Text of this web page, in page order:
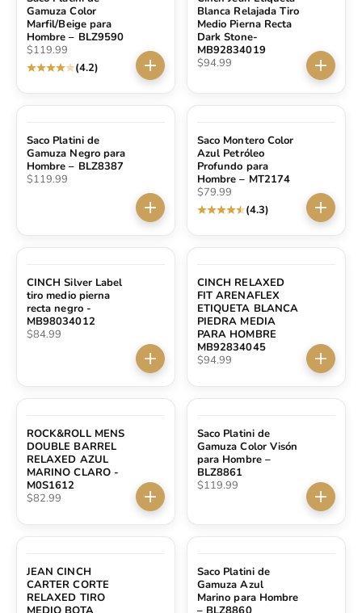
Gamuza Color
Marfil/Beige para
Hombre – BLZ9590
Precio de oferta
$119.99
(4.2)
Elige opciones
Blanca Relajada Tiro
Medio Pierna Recta
Dark Stone-
MB92834019
Precio de oferta
$94.99
Elige
Saco Platini de
Gamuza Negro para
Hombre – BLZ8387
Precio de oferta
$119.99
Elige opciones
Saco Montero Color
Azul Petróleo
Profundo para
Hombre – MT2174
Precio de oferta
$79.99
(4.3)
Elige
CINCH Silver Label
tiro medio pierna
recta negro -
MB98034012
Precio de oferta
$84.99
Elige opciones
CINCH RELAXED
FIT ARENAFLEX
ETIQUETA BLANCA
PIEDRA MEDIA
PARA HOMBRE
MB92834045
Precio de oferta
$94.99 Elige
ROCK&ROLL MENS
DOUBLE BARREL
RELAXED AZUL
MARINO CLARO -
M0S1612
Precio de oferta
$82.99 Elige opciones
Saco Platini de
Gamuza Color Visón
para Hombre –
BLZ8861
Precio de oferta
$119.99
Elige
JEAN CINCH
CARTER CORTE
RELAXED TIRO
Saco Platini de
Gamuza Azul
Marino para Hombre